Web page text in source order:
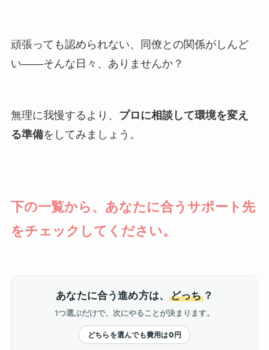
頑張っても認められない、同僚との関係がしんど
い――そんな日々、ありませんか？
無理に我慢するより、 プロに相談して環境を変え
る準備をしてみましょう。
下の一覧から、あなたに合うサポート先
をチェックしてください。
あなたに合う進め方は、どっち？
1つ選ぶだけで、次にやることが決まります。
どちらを選んでも費用は0円